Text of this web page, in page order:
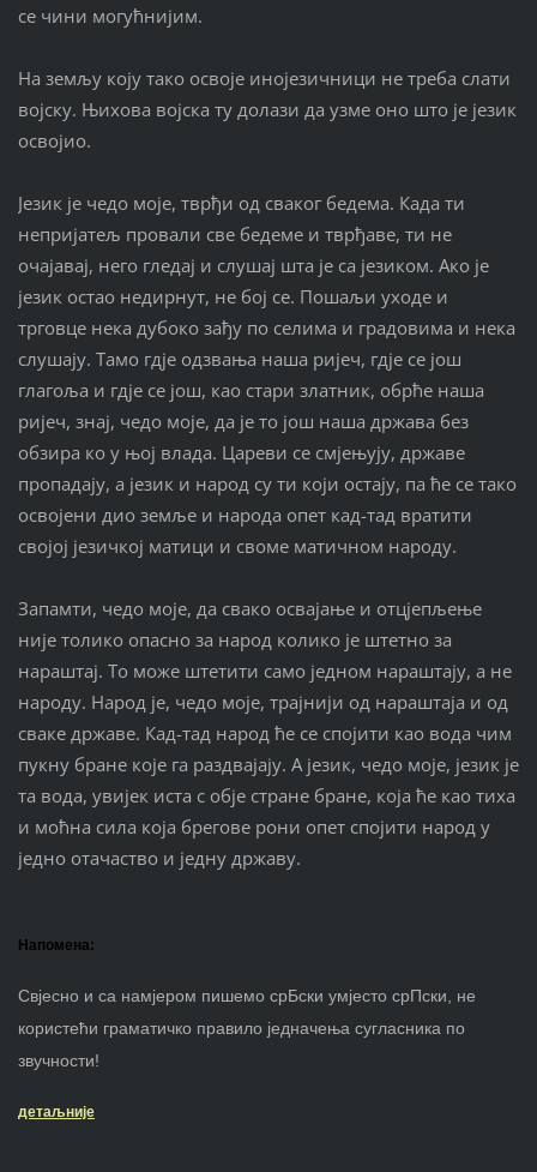
се чини могућнијим.
На земљу коју тако освоје инојезичници не треба слати
војску. Њихова војска ту долази да узме оно што је језик
освојио.
Језик је чедо моје, тврђи од сваког бедема. Када ти
непријатељ провали све бедеме и тврђаве, ти не
очајавај, него гледај и слушај шта је са језиком. Ако је
језик остао недирнут, не бој се. Пошаљи уходе и
трговце нека дубоко зађу по селима и градовима и нека
слушају. Тамо гдје одзвања наша ријеч, гдје се још
глагоља и гдје се још, као стари златник, обрће наша
ријеч, знај, чедо моје, да је то још наша држава без
обзира ко у њој влада. Цареви се смјењују, државе
пропадају, а језик и народ су ти који остају, па ће се тако
освојени дио земље и народа опет кад-тад вратити
својој језичкој матици и своме матичном народу.
Запамти, чедо моје, да свако освајање и отцјепљење
није толико опасно за народ колико је штетно за
нараштај. То може штетити само једном нараштају, а не
народу. Народ је, чедо моје, трајнији од нараштаја и од
сваке државе. Кад-тад народ ће се спојити као вода чим
пукну бране које га раздвајају. А језик, чедо моје, језик је
та вода, увијек иста с обје стране бране, која ће као тиха
и моћна сила која брегове рони опет спојити народ у
једно отачаство и једну државу.
Напомена:
Свјесно и са намјером пишемо срБски умјесто срПски, не
користећи граматичко правило једначења сугласника по
звучности!
детаљније